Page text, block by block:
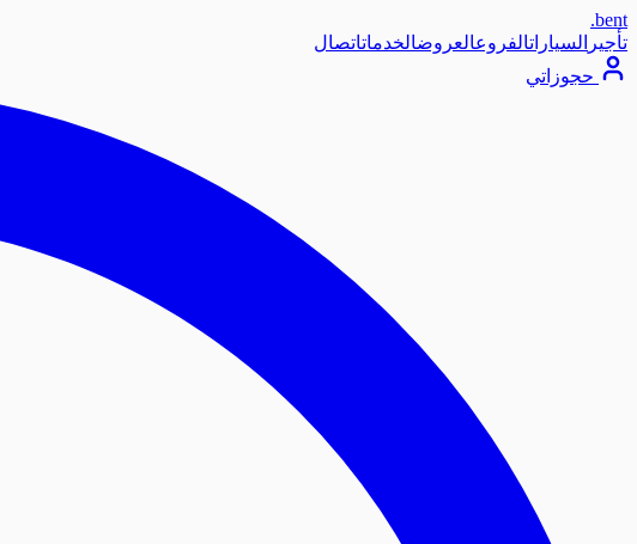
bent
.
تأجير السياراتالفروعالعروضالخدماتاتصال
حجوزاتي